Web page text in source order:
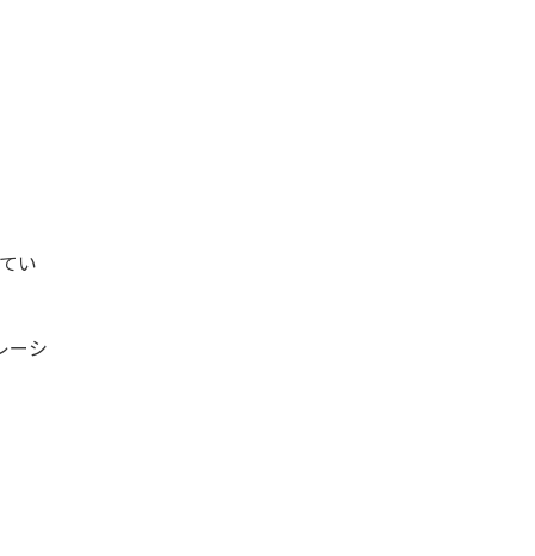
い
ーシ